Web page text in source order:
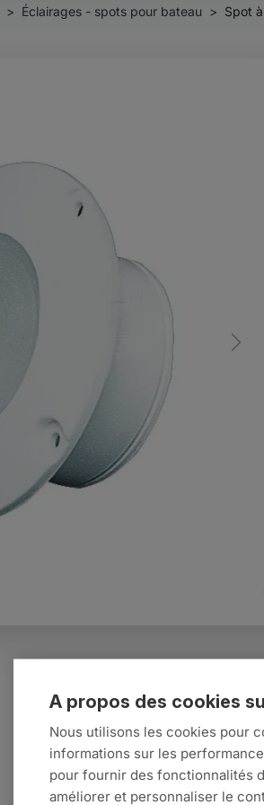
A propos des cookies
Nous utilisons les cookies pour
informations sur les
pour fournir des fonctionnalités
améliorer et personnaliser le
Éclairages - spots pour bateau Spot
Next